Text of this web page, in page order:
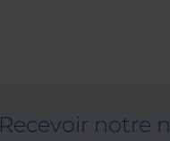
Recevoir notre